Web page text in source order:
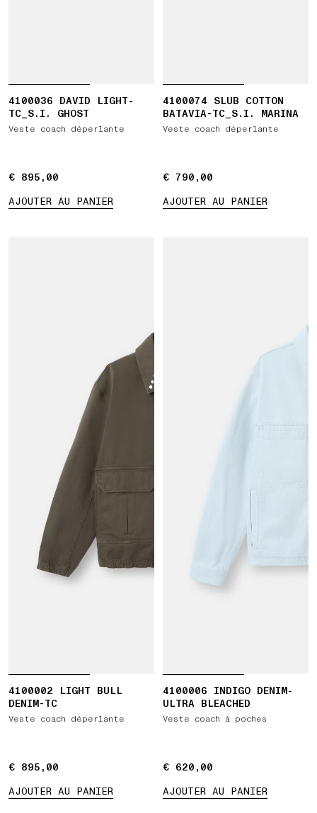
4100036 DAVID LIGHT-
TC_S.I. GHOST
Veste coach déperlante
€ 895,00
€ 895,00
AJOUTER AU PANIER
4100074 SLUB COTTON
BATAVIA-TC_S.I. MARINA
Veste coach déperlante
€ 790,00
€ 790,00
AJOUTER AU PANIER
4100002 LIGHT BULL
DENIM-TC
Veste coach déperlante
€ 895,00
€ 895,00
AJOUTER AU PANIER
4100006 INDIGO DENIM-
ULTRA BLEACHED
Veste coach à poches
€ 620,00
€ 620,00
AJOUTER AU PANIER